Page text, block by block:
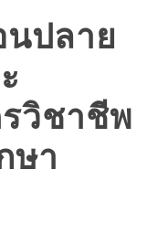
ปลาย
วิชาชีพ
ษา